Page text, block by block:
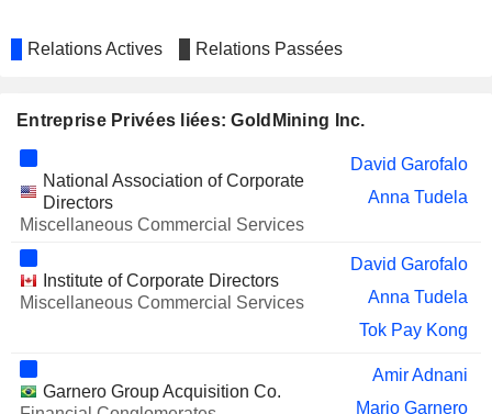
Relations Actives Relations Passées
Entreprise Privées liées: GoldMining Inc.
National Association of Corporate
Directors
Miscellaneous Commercial Services
David Garofalo
Anna Tudela
Institute of Corporate Directors
Miscellaneous Commercial Services
David Garofalo
Anna Tudela
Tok Pay Kong
Garnero Group Acquisition Co.
Amir Adnani
Mario Garnero